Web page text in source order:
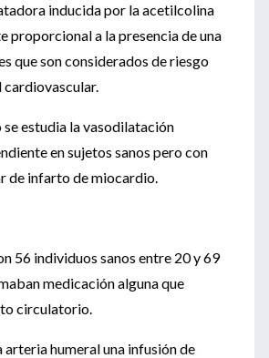
inducida por la acetilcolina
proporcional a la presencia de una
que son considerados de riesgo
cardiovascular.
se estudia la vasodilatación
en sujetos sanos pero con
de infarto de miocardio.
56 individuos sanos entre 20 y 69
medicación alguna que
circulatorio.
arteria humeral una infusión de